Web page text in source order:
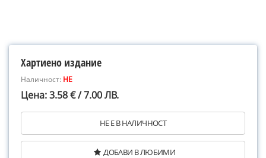
Хартиено издание
Наличност: НЕ
Цена: 3.58 € / 7.00 ЛВ.
НЕ Е В НАЛИЧНОСТ
ДОБАВИ В ЛЮБИМИ